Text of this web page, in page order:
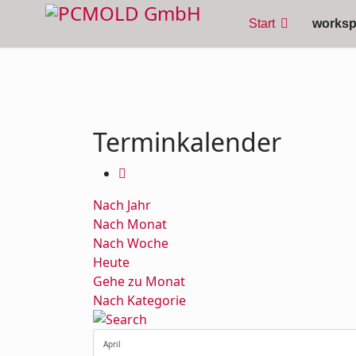
Start
Terminkalender
Nach Jahr
Nach Monat
Nach Woche
Heute
Gehe zu Monat
Nach Kategorie